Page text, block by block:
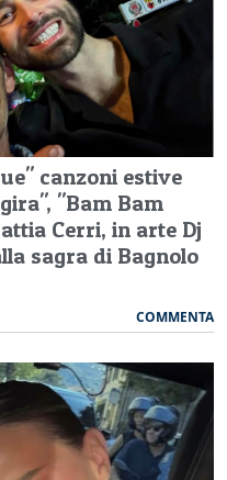
canzoni estive
"Bam Bam
Cerri, in arte Dj
sagra di Bagnolo
COMMENTA